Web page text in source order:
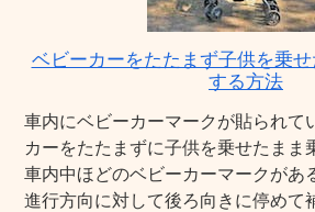
ベビーカーをたたまず子供を乗
する方法
車内にベビーカーマークが貼られて
カーをたたまずに子供を乗せたまま
車内中ほどのベビーカーマークがあ
進行方向に対して後ろ向きに停めて